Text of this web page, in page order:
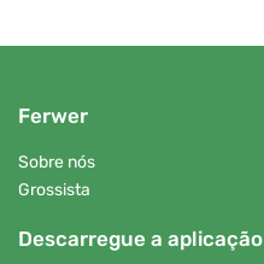
Ferwer
Sobre nós
Grossista
Descarregue a aplicação